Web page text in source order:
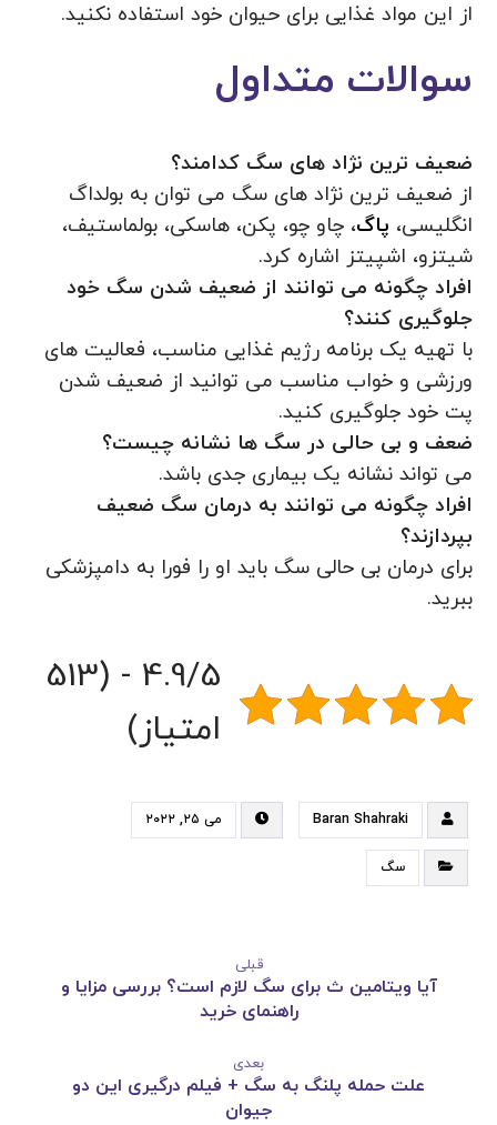
از این مواد غذایی برای حیوان خود استفاده نکنید.
سوالات متداول
ضعیف ترین نژاد های سگ کدامند؟
از ضعیف ترین نژاد های سگ می توان به بولداگ
انگلیسی، پاگ، چاو چو، پکن، هاسکی، بولماستیف،
شیتزو، اشپیتز اشاره کرد.
افراد چگونه می توانند از ضعیف شدن سگ خود
جلوگیری کنند؟
با تهیه یک برنامه رژیم غذایی مناسب، فعالیت‌ های
ورزشی و خواب مناسب می توانید از ضعیف شدن
پت خود جلوگیری کنید.
ضعف و بی حالی در سگ ها نشانه چیست؟
می تواند نشانه یک بیماری جدی باشد.
افراد چگونه می توانند به درمان سگ ضعیف
بپردازند؟
برای درمان بی حالی سگ باید او را فورا به دامپزشکی
ببرید.
4.9/5 - (513
امتیاز)
Baran Shahraki می ۲۵, ۲۰۲۲
سگ
قبلی
آیا ویتامین ث برای سگ لازم است؟ بررسی مزایا و
راهنمای خرید
بعدی
علت حمله پلنگ به سگ + فیلم درگیری این دو
جیوان